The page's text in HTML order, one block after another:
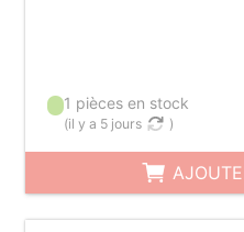
1 pièces en stock
(il y a 5 jours )